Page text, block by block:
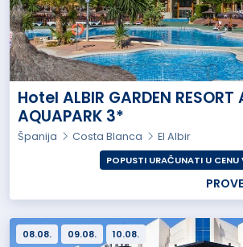
Hotel ALBIR GARDEN RESORT
AQUAPARK 3*
Španija Costa Blanca El Albir
POPUSTI URAČUNATI U
08.08. 09.08. 10.08.